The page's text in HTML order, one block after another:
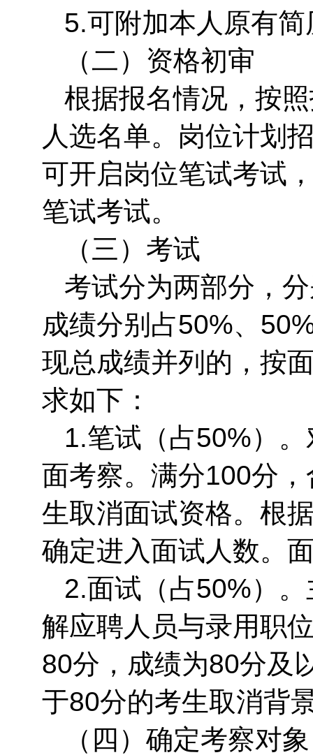
5.可附加本人原有
（二）资格初审
根据报名情况，按
人选名单。岗位计划
可开启岗位笔试考试
笔试考试。
（三）考试
考试分为两部分，
成绩分别占50%、
现总成绩并列的，按
求如下：
1.笔试（占50%）
面考察。满分100分
生取消面试资格。根
确定进入面试人数。
2.面试（占50%）
解应聘人员与录用职
80分，成绩为80分及
于80分的考生取消背
（四）确定考察对象